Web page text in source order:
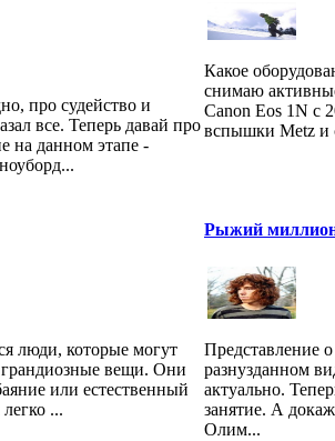
про судейство и
все. Теперь давай про
на данном этапе -
Какое
снимаю
Canon Eos 1N c
вспышки Metz и
люди, которые могут
грандиозные вещи. Они
или естественный
...
Рыжий
Представление
разнузданном
актуально.
занятие. А
Олим...